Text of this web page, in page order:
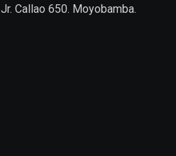
Jr. Callao 650. Moyobamba.